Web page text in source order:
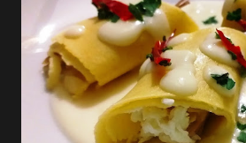
di alloro e uno spicchio
iniziamo la tostatura
composto con l’aiuto di una
minuto aggiungiamo un
mezzo kg di mollica e